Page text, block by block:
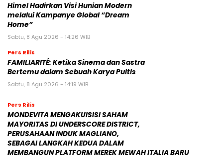
Himel Hadirkan Visi Hunian Modern
melalui Kampanye Global “Dream
Home”
Sabtu, 8 Agu 2026 - 14:26 WIB
Pers Rilis
FAMILIARITÉ: Ketika Sinema dan Sastra
Bertemu dalam Sebuah Karya Puitis
Sabtu, 8 Agu 2026 - 14:19 WIB
Pers Rilis
MONDEVITA MENGAKUISISI SAHAM
MAYORITAS DI UNDERSCORE DISTRICT,
PERUSAHAAN INDUK MAGLIANO,
SEBAGAI LANGKAH KEDUA DALAM
MEMBANGUN PLATFORM MEREK MEWAH ITALIA BARU